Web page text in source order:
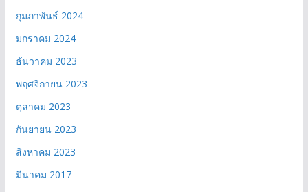
กุมภาพันธ์ 2024
มกราคม 2024
ธันวาคม 2023
พฤศจิกายน 2023
ตุลาคม 2023
กันยายน 2023
สิงหาคม 2023
มีนาคม 2017